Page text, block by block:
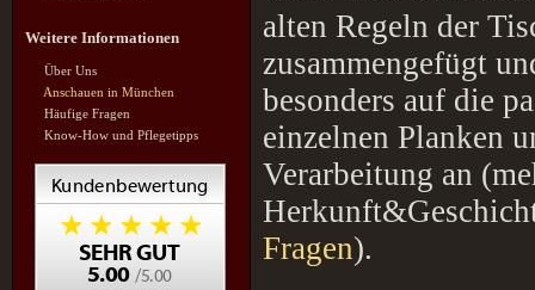
Weitere Informationen
Über Uns
Anschauen in München
Häufige Fragen
Know-How und Pflegetipps
alten Regeln der
zusammengefügt
besonders auf die
einzelnen Planken
Verarbeitung an
Fragen).